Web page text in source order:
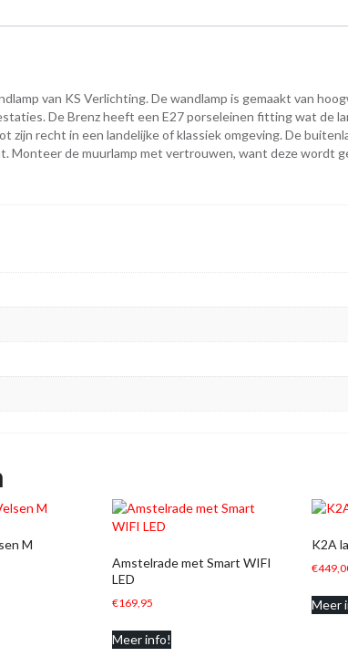
van KS Verlichting. De wandlamp is gemaakt van
De Brenz heeft een E27 porseleinen fitting wat de
recht in een landelijke of klassiek omgeving. De
Monteer de muurlamp met vertrouwen, want deze wordt
M
Amstelrade met Smart WIFI
LED
€169,95
Meer info!
K2A
€
Meer